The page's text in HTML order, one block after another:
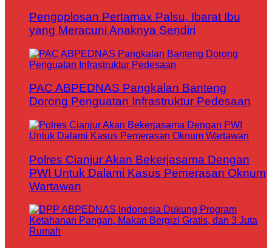
Pengoplosan Pertamax Palsu, Ibarat Ibu
yang Meracuni Anaknya Sendiri
PAC ABPEDNAS Pangkalan Banteng
Dorong Penguatan Infrastruktur Pedesaan
Polres Cianjur Akan Bekerjasama Dengan
PWI Untuk Dalami Kasus Pemerasan Oknum
Wartawan